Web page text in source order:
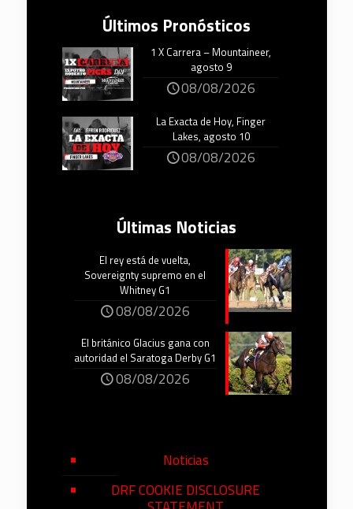
Últimos Pronósticos
1 X Carrera – Mountaineer,
agosto 9
08/08/2026
La Exacta de Hoy, Finger
Lakes, agosto 10
08/08/2026
Últimas Noticias
El rey está de vuelta,
Sovereignty supremo en el
Whitney G1
08/08/2026
El británico Glacius gana con
autoridad el Saratoga Derby G1
08/08/2026
Noticias
DRF COOKIE DISCLOSURE